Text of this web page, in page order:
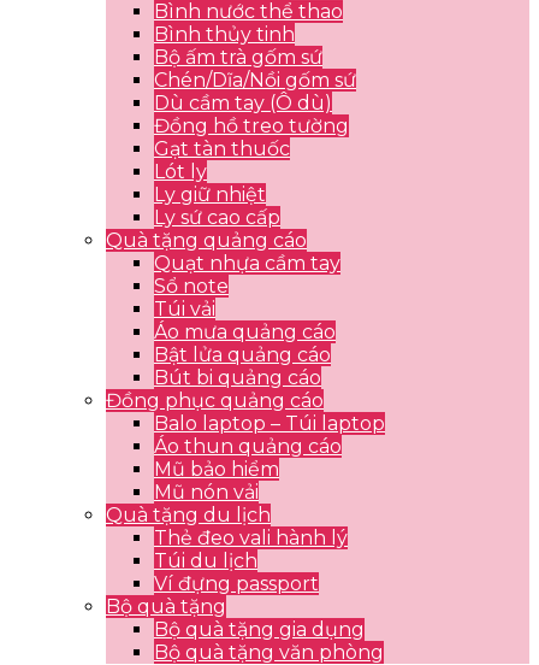
Bình nước thể thao
Bình thủy tinh
Bộ ấm trà gốm sứ
Chén/Dĩa/Nồi gốm sứ
Dù cầm tay (Ô dù)
Đồng hồ treo tường
Gạt tàn thuốc
Lót ly
Ly giữ nhiệt
Ly sứ cao cấp
Quà tặng quảng cáo
Quạt nhựa cầm tay
Sổ note
Túi vải
Áo mưa quảng cáo
Bật lửa quảng cáo
Bút bi quảng cáo
Đồng phục quảng cáo
Balo laptop – Túi laptop
Áo thun quảng cáo
Mũ bảo hiểm
Mũ nón vải
Quà tặng du lịch
Thẻ đeo vali hành lý
Túi du lịch
Ví đựng passport
Bộ quà tặng
Bộ quà tặng gia dụng
Bộ quà tặng văn phòng